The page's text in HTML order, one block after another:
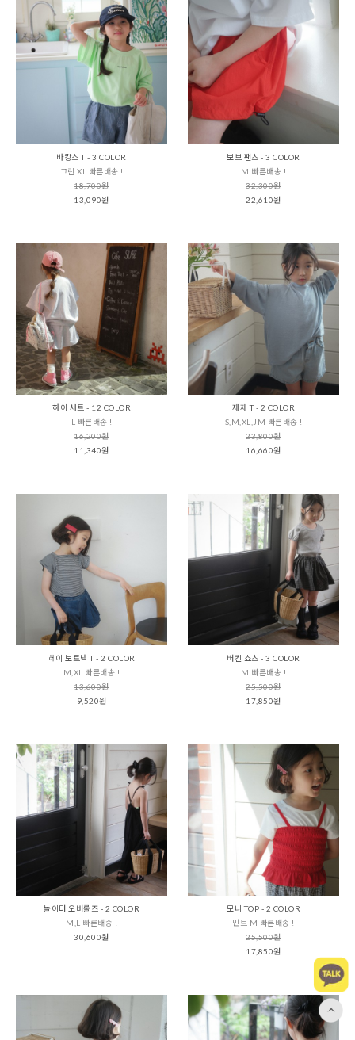
바캉스 T - 3 COLOR
그린 XL 빠른배송 !
18,700원
13,090원
보브 팬츠 - 3 COLOR
M 빠른배송 !
32,300원
22,610원
하이 세트 - 12 COLOR
L 빠른배송 !
16,200원
11,340원
제제 T - 2 COLOR
S,M,XL,JM 빠른배송 !
23,800원
16,660원
헤이 보트넥 T - 2 COLOR
M,XL 빠른배송 !
13,600원
9,520원
버킨 쇼츠 - 3 COLOR
M 빠른배송 !
25,500원
17,850원
놀이터 오버롤즈 - 2 COLOR
M,L 빠른배송 !
30,600원
모니 TOP - 2 COLOR
민트 M 빠른배송 !
25,500원
17,850원